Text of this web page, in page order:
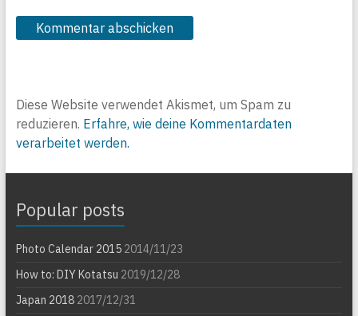
Diese Website verwendet Akismet, um Spam zu
reduzieren. Erfahre, wie deine Kommentardaten
verarbeitet werden.
Popular posts
Photo Calendar 20152014/11/23
How to: DIY Kotatsu 2019/12/28
Japan 20182017/12/31